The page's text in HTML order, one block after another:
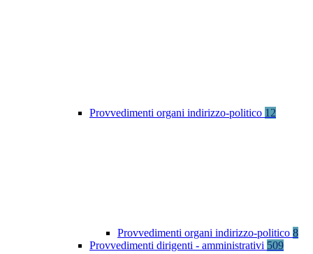
Provvedimenti organi indirizzo-politico 12
Provvedimenti organi indirizzo-politico 8
Provvedimenti dirigenti - amministrativi 509